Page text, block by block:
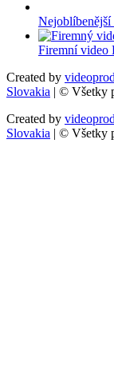
Nejoblíbenější
Firemní video
Created by
Slovakia | © Všetky
Created by
Slovakia | © Všetky